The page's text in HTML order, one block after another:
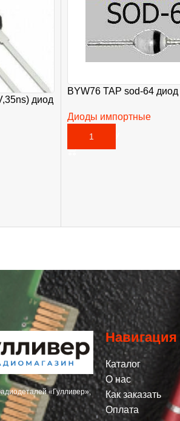
диод
BYW76 TAP sod-64 диод
Диоды импортные
В КОРЗИНУ
«Гулливер»,
Навигация
Каталог
О нас
Как заказать
Оплата